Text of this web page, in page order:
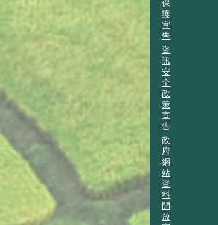
保
護
宣
告
資
訊
安
全
政
策
宣
告
政
府
網
站
資
料
開
放